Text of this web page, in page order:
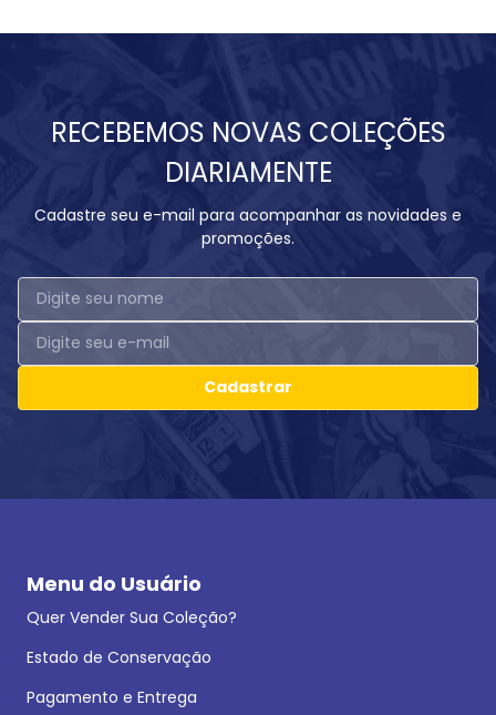
RECEBEMOS NOVAS COLEÇÕES
DIARIAMENTE
Cadastre seu e-mail para acompanhar as novidades e
promoções.
Cadastrar
Menu do Usuário
Quer Vender Sua Coleção?
Estado de Conservação
Pagamento e Entrega